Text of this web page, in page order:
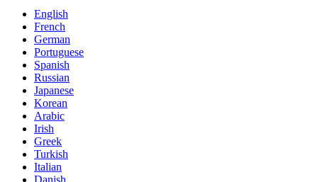
English
French
German
Portuguese
Spanish
Russian
Japanese
Korean
Arabic
Irish
Greek
Turkish
Italian
Danish